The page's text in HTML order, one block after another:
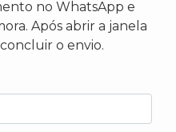
no WhatsApp e
Após abrir a janela
o envio.